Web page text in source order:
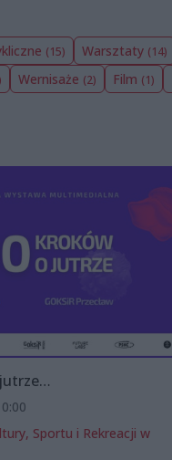
(15) Warsztaty (14)
Wernisaże (2) Film (1)
Sportu i Rekreacji w